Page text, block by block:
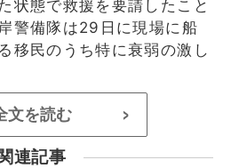
状態で救援を要請したこと
警備隊は29日に現場に船
移民のうち特に衰弱の激し
文を読む >
連記事